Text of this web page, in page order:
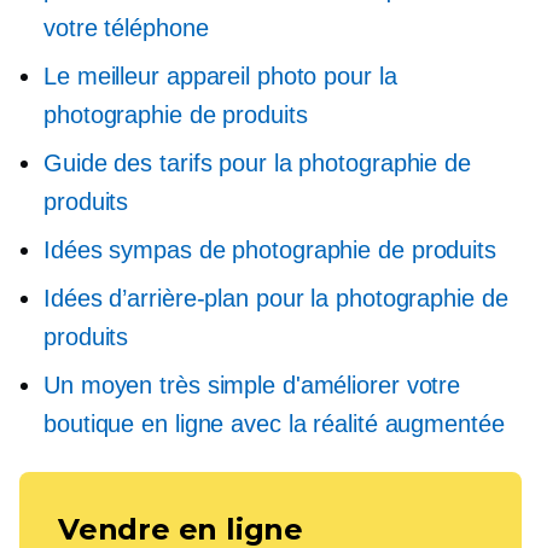
votre téléphone
Le meilleur appareil photo pour la
photographie de produits
Guide des tarifs pour la photographie de
produits
Idées sympas de photographie de produits
Idées d’arrière-plan pour la photographie de
produits
Un moyen très simple d'améliorer votre
boutique en ligne avec la réalité augmentée
Vendre en ligne